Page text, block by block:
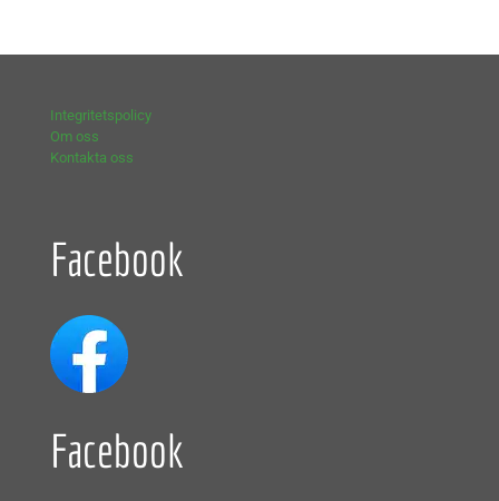
Integritetspolicy
Om oss
Kontakta oss
Facebook
Facebook